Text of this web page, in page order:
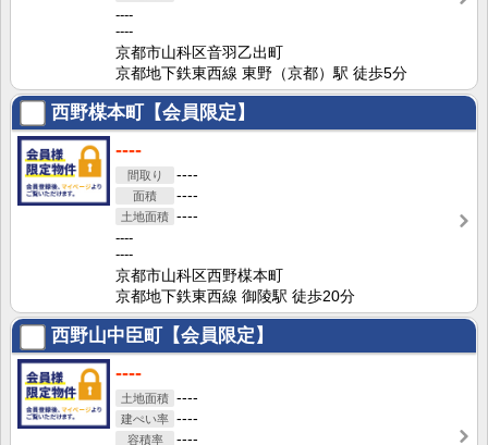
----
----
京都市山科区音羽乙出町
京都地下鉄東西線 東野（京都）駅 徒歩5分
西野楳本町【会員限定】
----
----
----
----
----
----
京都市山科区西野楳本町
京都地下鉄東西線 御陵駅 徒歩20分
西野山中臣町【会員限定】
----
----
----
----